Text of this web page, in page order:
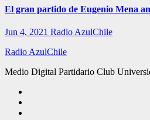
El gran partido de Eugenio Mena
Jun 4, 2021 Radio AzulChile
Radio AzulChile
Medio Digital Partidario Club